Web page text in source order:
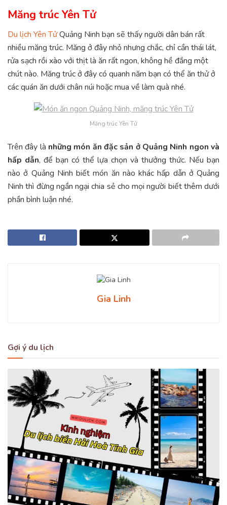
Măng trúc Yên Tử
Du lịch Yên TửQuảng Ninh bạn sẽ thấy người dân bán rất
nhiều măng trúc. Măng ở đây nhỏ nhưng chắc, chỉ cần thái lát,
rửa sạch rồi xào với thịt là ăn rất ngon, không hề đắng một
chút nào. Măng trúc ở đây có quanh năm bạn có thể ăn thử ở
các quán ăn dưới chân núi hoặc mua về làm quà nhé.
Măng trúc Yên Tử
Trên đây là những món ăn đặc sản ở Quảng Ninh ngon và
hấp dẫn, để bạn có thể lựa chọn và thưởng thức. Nếu bạn
nào ở Quảng Ninh biết món ăn nào khác hấp dẫn ở Quảng
Ninh thì đừng ngần ngại chia sẻ cho mọi người biết thêm dưới
phần bình luận nhé.
Gia Linh
Gợi ý du lịch